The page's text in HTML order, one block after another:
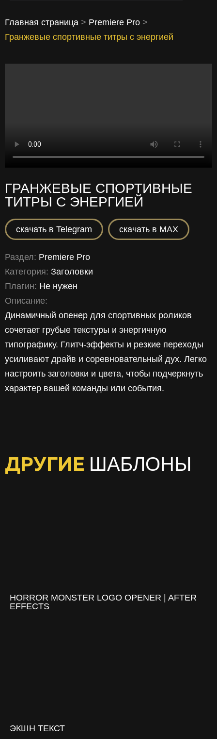
Главная страница > Premiere Pro >
Гранжевые спортивные титры с энергией
ГРАНЖЕВЫЕ СПОРТИВНЫЕ
ТИТРЫ С ЭНЕРГИЕЙ
скачать в Telegram скачать в MAX
Раздел: Premiere Pro
Категория: Заголовки
Плагин: Не нужен
Описание:
Динамичный опенер для спортивных роликов
сочетает грубые текстуры и энергичную
типографику. Глитч‑эффекты и резкие переходы
усиливают драйв и соревновательный дух. Легко
настроить заголовки и цвета, чтобы подчеркнуть
характер вашей команды или события.
ДРУГИЕ ШАБЛОНЫ
HORROR MONSTER LOGO OPENER | AFTER
EFFECTS
ЭКШН ТЕКСТ